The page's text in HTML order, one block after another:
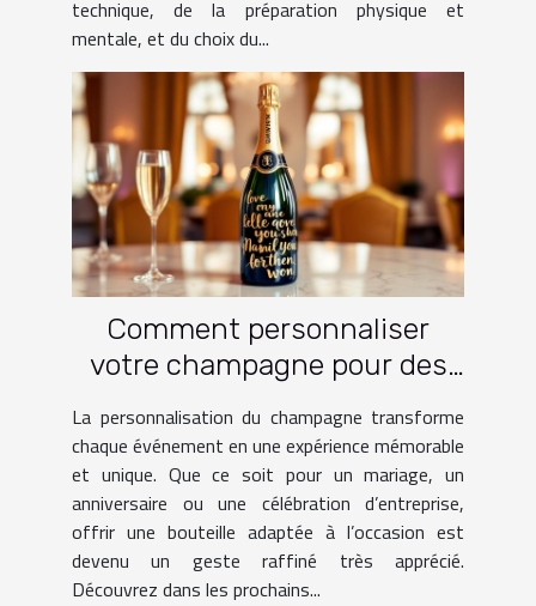
technique, de la préparation physique et
mentale, et du choix du...
Comment personnaliser
votre champagne pour des
La personnalisation du champagne transforme
chaque événement en une expérience mémorable
et unique. Que ce soit pour un mariage, un
anniversaire ou une célébration d’entreprise,
offrir une bouteille adaptée à l’occasion est
devenu un geste raffiné très apprécié.
Découvrez dans les prochains...